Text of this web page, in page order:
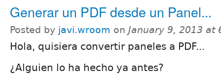
Generar un PDF desde un Panel...
Posted by javi.wroom on January 9, 2013 at
Hola, quisiera convertir paneles a PDF...
¿Alguien lo ha hecho ya antes?